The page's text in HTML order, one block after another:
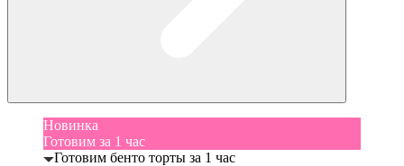
Новинка
Готовим за 1 час
Готовим бенто торты за 1 час